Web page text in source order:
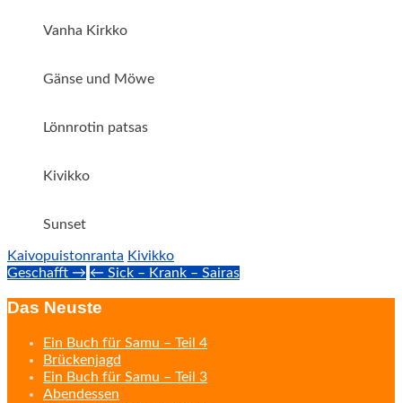
Vanha Kirkko
Gänse und Möwe
Lönnrotin patsas
Kivikko
Sunset
Kaivopuistonranta Kivikko
Post
navigation
Geschafft → ← Sick – Krank – Sairas
Das Neuste
Ein Buch für Samu – Teil 4
Brückenjagd
Ein Buch für Samu – Teil 3
Abendessen